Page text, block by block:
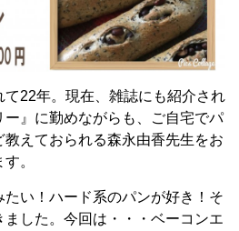
て22年。現在、雑誌にも紹介され
』に勤めながらも、ご自宅でパ
えておられる森永由香先生をお
。
い！ハード系のパンが好き！そ
した。今回は・・・ベーコンエ